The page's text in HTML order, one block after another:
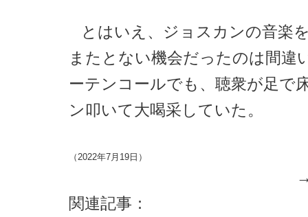
とはいえ、ジョスカンの音楽
またとない機会だったのは間違
ーテンコールでも、聴衆が足で
ン叩いて大喝采していた。
（2022年7月19日）
関連記事：